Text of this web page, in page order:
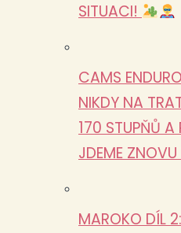
SITUACI!
CAMS
NIKDY NA
170 STUPŇŮ A
JDEME ZNOVU
MAROKO DÍL